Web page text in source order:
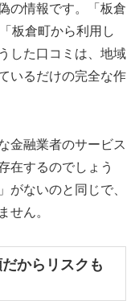
の情報です。「板倉
板倉町から利用し
した口コミは、地域
いるだけの完全な作
金融業者のサービス
在するのでしょう
がないのと同じで、
せん。
からリスクも